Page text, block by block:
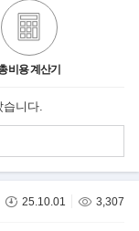
비용 계산기
습니다.
25.10.01 3,307